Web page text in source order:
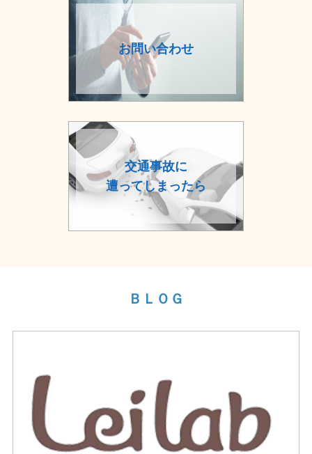
お問い合わせ
交通事故に
遭ってしまったら
ＢＬＯＧ